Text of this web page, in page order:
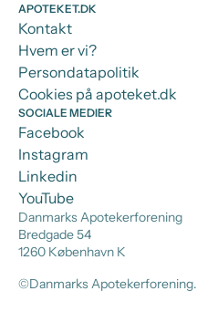
Danmarks Apotekerforening
Bredgade 54
1260 København K
©Danmarks Apotekerforening.
APOTEKET.DK
Kontakt
Hvem er vi?
Persondatapolitik
Cookies på apoteket.dk
SOCIALE MEDIER
Facebook
Instagram
Linkedin
YouTube